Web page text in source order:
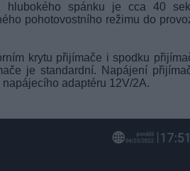
hlubokého spánku je cca 40
pohotovostního režimu do
krytu přijímače i spodku
je standardní. Napájení
adaptéru 12V/2A.